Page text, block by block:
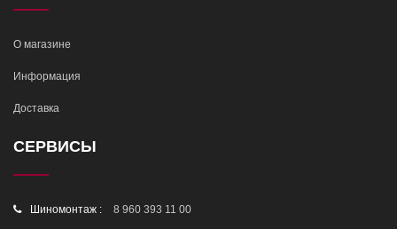
О магазине
Информация
Доставка
СЕРВИСЫ
Шиномонтаж : 8 960 393 11 00